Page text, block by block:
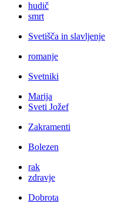
hudič
smrt
Svetišča in slavljenje
romanje
Svetniki
Marija
Sveti Jožef
Zakramenti
Bolezen
rak
zdravje
Dobrota